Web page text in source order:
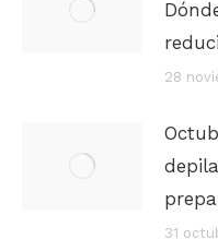
28
31